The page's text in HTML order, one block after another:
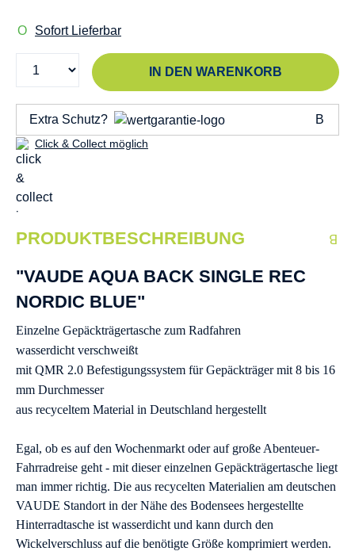
Sofort Lieferbar
IN DEN WARENKORB
Extra Schutz?
Click & Collect möglich
PRODUKTBESCHREIBUNG
"VAUDE AQUA BACK SINGLE REC
NORDIC BLUE"
Einzelne Gepäckträgertasche zum Radfahren
wasserdicht verschweißt
mit QMR 2.0 Befestigungssystem für Gepäckträger mit 8 bis 16
mm Durchmesser
aus recyceltem Material in Deutschland hergestellt
Egal, ob es auf den Wochenmarkt oder auf große Abenteuer-
Fahrradreise geht - mit dieser einzelnen Gepäckträgertasche liegt
man immer richtig. Die aus recycelten Materialien am deutschen
VAUDE Standort in der Nähe des Bodensees hergestellte
Hinterradtasche ist wasserdicht und kann durch den
Wickelverschluss auf die benötigte Größe komprimiert werden.